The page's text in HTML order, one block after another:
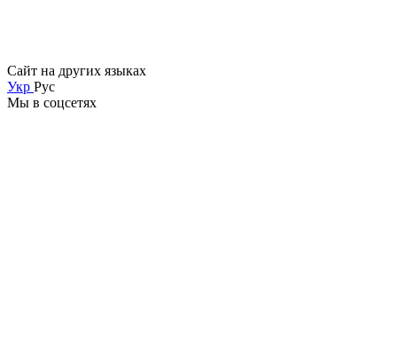
Сайт на других языках
Укр Рус
Мы в соцсетях